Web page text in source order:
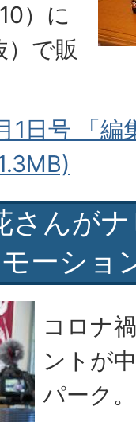
）に
で販
1日号 「編
さんが
ーショ
コロナ
ントが
パーク。